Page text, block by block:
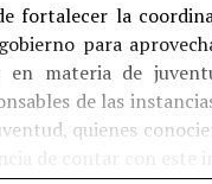
fortalecer la
para
en materia de
de las
quienes